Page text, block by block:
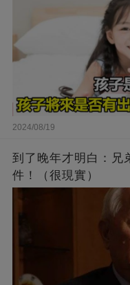
2024/08/19
到了晚年才明白：兄
件！（很現實）